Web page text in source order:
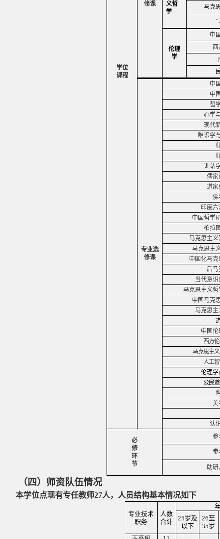
学位
课程
修课
义哲
学
马克
伦理
学
中
西
专业选
修课
中
中
哲
心学
现代
唯识学
训诂
儒家
道家
佛
印度六
中国哲学
柏拉
马克思主
马克思主
中国化马
后马
当代意
马克思主义
中国马克
马克思主
中国
西方
马克思主
人工
伦理学
公民
美
认
必
修
环
节
参
参
助研
（四）师资队伍情况
本学位点现有专任教师27人，人员结构基本情况如下
专业技术
职务
人数
合计
25岁及
以下
26至
35岁